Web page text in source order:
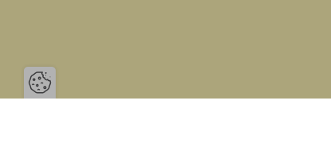
Ouvrir la barre de gestion